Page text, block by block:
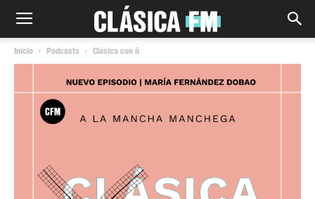
Inicio Podcasts Clásica con ñ